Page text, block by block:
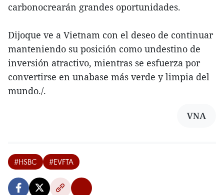
carbonocrearán grandes oportunidades.
Dijoque ve a Vietnam con el deseo de continuar
manteniendo su posición como undestino de
inversión atractivo, mientras se esfuerza por
convertirse en unabase más verde y limpia del
mundo./.
VNA
#HSBC #EVFTA